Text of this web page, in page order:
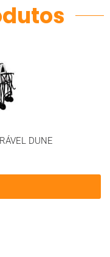
DUNE